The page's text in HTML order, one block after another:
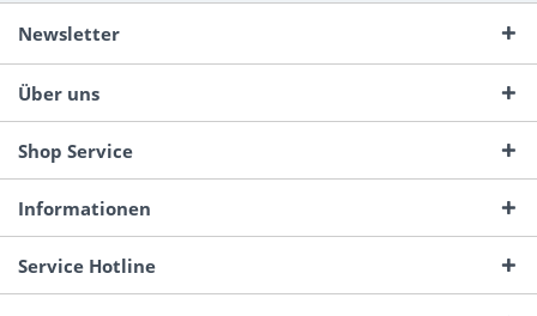
Newsletter
Über uns
Shop Service
Informationen
Service Hotline